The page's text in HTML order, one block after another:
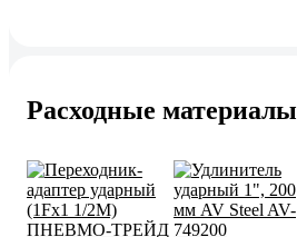
Расходные материалы